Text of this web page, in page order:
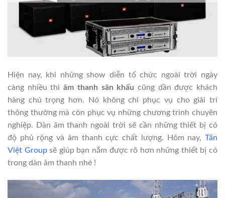
Hiện nay, khi những show diễn tổ chức ngoài trời ngày
càng nhiều thìâm thanh sân khấu cũng dần được khách
hàng chú trọng hơn. Nó không chỉ phục vụ cho giải trí
thông thường mà còn phục vụ những chương trình chuyên
nghiệp. Dàn âm thanh ngoài trời sẽ cần những thiết bị có
độ phủ rộng và âm thanh cực chất lượng. Hôm nay, Tân
Việt Groupsẽ giúp bạn nắm được rõ hơn những thiết bị có
trong dàn âm thanh nhé !